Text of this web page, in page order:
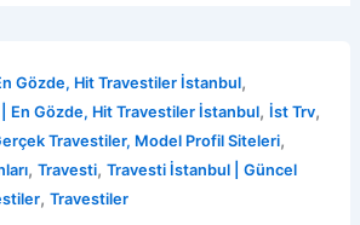
Gözde, Hit Travestiler İstanbul,
En Gözde, Hit Travestiler İstanbul, İst Trv,
Travestiler, Model Profil Siteleri,
, Travesti, Travesti İstanbul | Güncel
, Travestiler